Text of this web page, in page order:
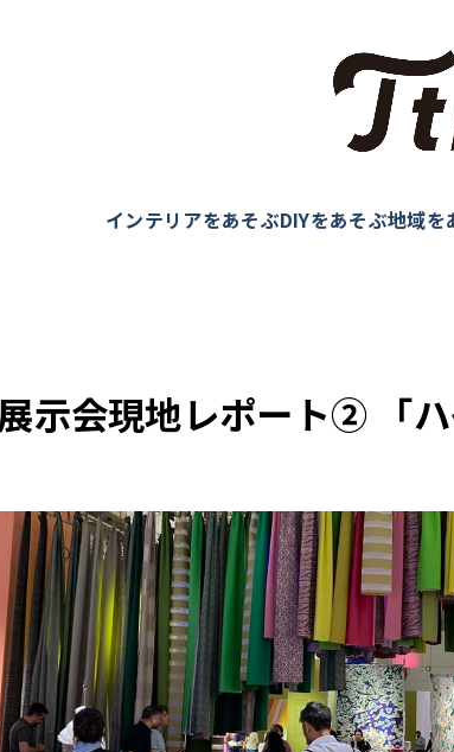
インテリアをあそぶDIYをあそぶ地域を
示会現地レポート② 「